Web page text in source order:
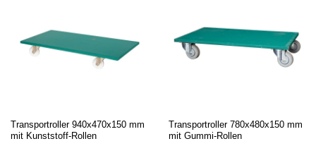
Transportroller 940x470x150 mm
mit Kunststoff-Rollen
Transportroller 780x480x150 mm
mit Gummi-Rollen